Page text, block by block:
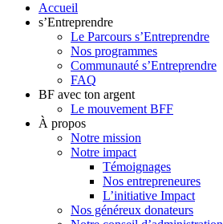
Accueil
s’Entreprendre
Le Parcours s’Entreprendre
Nos programmes
Communauté s’Entreprendre
FAQ
BF avec ton argent
Le mouvement BFF
À propos
Notre mission
Notre impact
Témoignages
Nos entrepreneures
L’initiative Impact
Nos généreux donateurs